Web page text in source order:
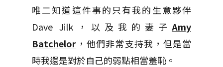
唯二知道這件事的只有我的生意夥伴
Dave Jilk，以及我的妻子 Amy
Batchelor ，他們非常支持我，但是當
時我還是對於自己的弱點相當羞恥。